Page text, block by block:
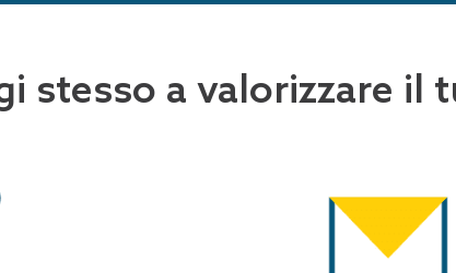
stesso a valorizzare